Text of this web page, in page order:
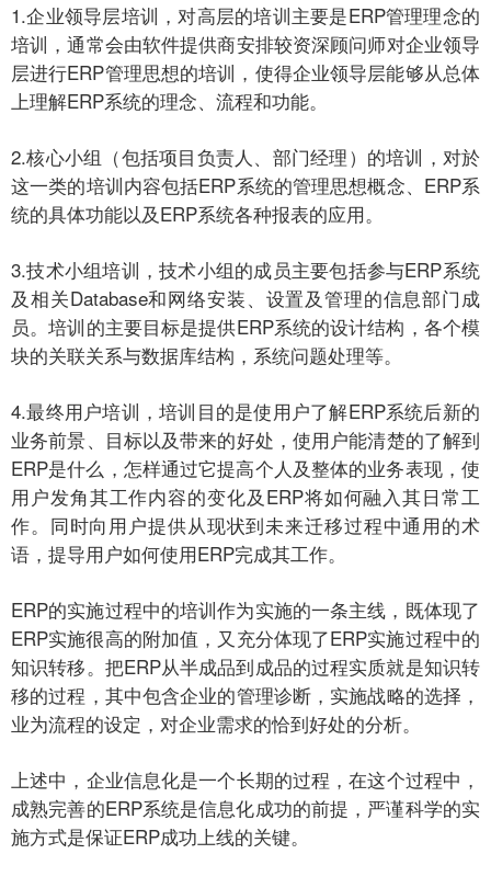
1.企业领导层培训，对高层的培训主要是ERP管理理念的
培训，通常会由软件提供商安排较资深顾问师对企业领导
层进行ERP管理思想的培训，使得企业领导层能够从总体
上理解ERP系统的理念、流程和功能。
2.核心小组（包括项目负责人、部门经理）的培训，对於
这一类的培训内容包括ERP系统的管理思想概念、ERP系
统的具体功能以及ERP系统各种报表的应用。
3.技术小组培训，技术小组的成员主要包括参与ERP系统
及相关Database和网络安装、设置及管理的信息部门成
员。培训的主要目标是提供ERP系统的设计结构，各个模
块的关联关系与数据库结构，系统问题处理等。
4.最终用户培训，培训目的是使用户了解ERP系统后新的
业务前景、目标以及带来的好处，使用户能清楚的了解到
ERP是什么，怎样通过它提高个人及整体的业务表现，使
用户发角其工作内容的变化及ERP将如何融入其日常工
作。同时向用户提供从现状到未来迁移过程中通用的术
语，提导用户如何使用ERP完成其工作。
ERP的实施过程中的培训作为实施的一条主线，既体现了
ERP实施很高的附加值，又充分体现了ERP实施过程中的
知识转移。把ERP从半成品到成品的过程实质就是知识转
移的过程，其中包含企业的管理诊断，实施战略的选择，
业为流程的设定，对企业需求的恰到好处的分析。
上述中，企业信息化是一个长期的过程，在这个过程中，
成熟完善的ERP系统是信息化成功的前提，严谨科学的实
施方式是保证ERP成功上线的关键。